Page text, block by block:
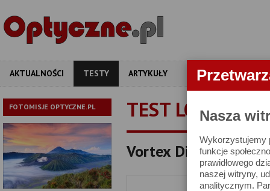
Nasza
Wykorzystujemy
funkcje
prawidłowego
naszej witryny,
analitycznym.
AKTUALNOŚCI TESTY ARTYKUŁY APARATY
FOTOMISJE OPTYCZNE.PL TEST LORNETKI
Vortex